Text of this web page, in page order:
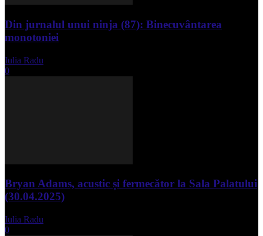
Din jurnalul unui ninja (87): Binecuvântarea
monotoniei
Iulia Radu
0
Bryan Adams, acustic și fermecător la Sala Palatului
(30.04.2025)
Iulia Radu
0